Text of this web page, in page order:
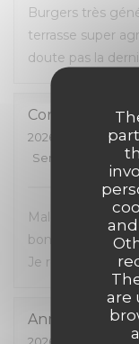
are
Burgers très
terrasse super
doute pas la
Corinne
2026-07-04
-
Service
Malgré
bon rapport
Je recommande.
Anna